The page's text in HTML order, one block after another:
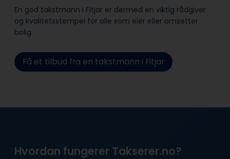
En god takstmann i Fitjar er dermed en viktig rådgiver
og kvalitetsstempel for alle som eier eller omsetter
bolig.
Få et tilbud fra en takstmann i Fitjar
Hvordan fungerer Takserer.no?